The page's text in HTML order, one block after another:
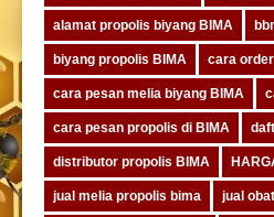
alamat propolis biyang BIMA
biyang propolis BIMA cara
cara pesan melia biyang BIMA
cara pesan propolis di BIMA
distributor propolis BIMA
jual melia propolis bima jual